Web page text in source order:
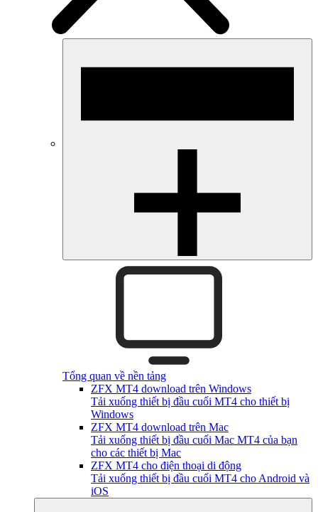
Tổng quan về nền tảng
ZFX MT4 download trên Windows
Tải xuống thiết bị đầu cuối MT4 cho thiết bị
Windows
ZFX MT4 download trên Mac
Tải xuống thiết bị đầu cuối Mac MT4 của bạn
cho các thiết bị Mac
ZFX MT4 cho điện thoại di động
Tải xuống thiết bị đầu cuối MT4 cho Android và
iOS